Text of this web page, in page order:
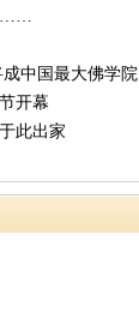
……
中国最大佛学院
开幕
此出家